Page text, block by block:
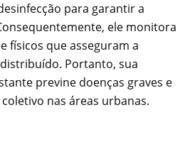
para garantir a
ele monitora
físicos que asseguram a
Portanto, sua
previne doenças graves e
nas áreas urbanas.